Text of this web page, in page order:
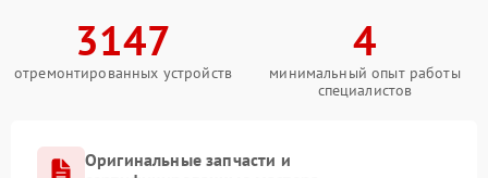
3147
отремонтированных устройств
4
минимальный опыт работы
специалистов
Оригинальные запчасти и